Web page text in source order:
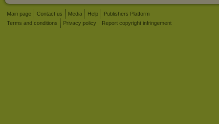
Main page Contact us Media Help
Publishers Platform
Terms and conditions
Privacy policy Report copyright infringement